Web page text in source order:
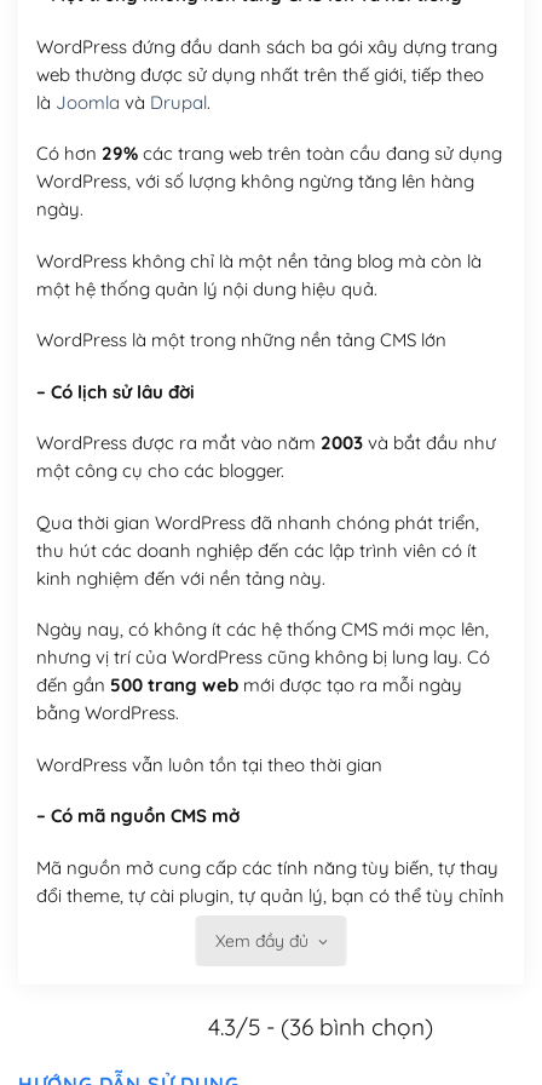
WordPress đứng đầu danh sách ba gói xây dựng trang
web thường được sử dụng nhất trên thế giới, tiếp theo
là Joomla và Drupal.
Có hơn 29%các trang web trên toàn cầu đang sử dụng
WordPress, với số lượng không ngừng tăng lên hàng
ngày.
WordPress không chỉ là một nền tảng blog mà còn là
một hệ thống quản lý nội dung hiệu quả.
WordPress là một trong những nền tảng CMS lớn
– Có lịch sử lâu đời
WordPress được ra mắt vào năm 2003và bắt đầu như
một công cụ cho các blogger.
Qua thời gian WordPress đã nhanh chóng phát triển,
thu hút các doanh nghiệp đến các lập trình viên có ít
kinh nghiệm đến với nền tảng này.
Ngày nay, có không ít các hệ thống CMS mới mọc lên,
nhưng vị trí của WordPress cũng không bị lung lay. Có
đến gần 500 trang webmới được tạo ra mỗi ngày
bằng WordPress.
WordPress vẫn luôn tồn tại theo thời gian
– Có mã nguồn CMS mở
Mã nguồn mở cung cấp các tính năng tùy biến, tự thay
đổi theme, tự cài plugin, tự quản lý, bạn có thể tùy chỉnh
Xem đầy đủ
4.3/5 - (36 bình chọn)